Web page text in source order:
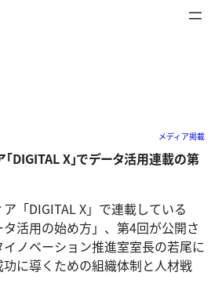
Webメディア「DIGITAL X」でデー
されました。
メディア掲載
DIGITAL X」でデータ活用連載の第
「DIGITAL X」で連載している
タ活用の始め方」、第4回が公開さ
ノベーション推進室室長の若尾に
に導くための組織体制と人材戦